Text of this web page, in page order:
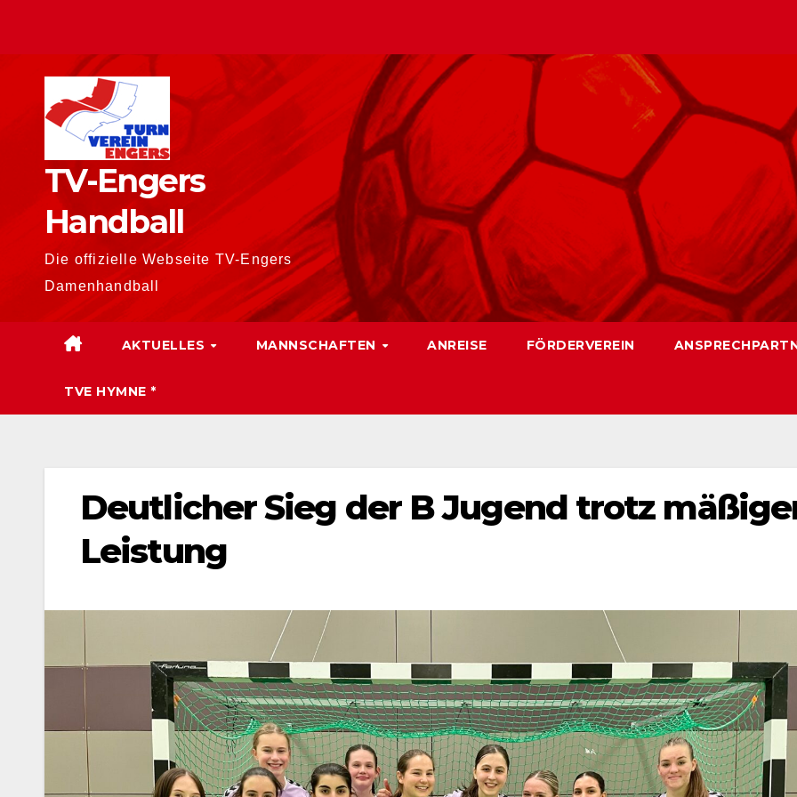
TV-Engers
Handball
Die offizielle Webseite TV-Engers
Damenhandball
AKTUELLES MANNSCHAFTEN ANREISE FÖRDERVEREIN
TVE HYMNE *
Deutlicher Sieg der B Jugend trotz
Leistung